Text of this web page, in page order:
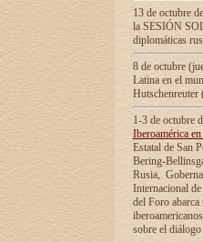
13 de octubre
la SESIÓN
diplomáticas
8 de octubre
Latina en el
1-3 de octubre
Iberoamérica
Estatal de San
Bering-
Rusia,
Internacional
del Foro
sobre el